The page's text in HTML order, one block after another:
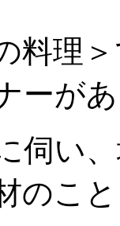
料理
ーが
伺い
のこ